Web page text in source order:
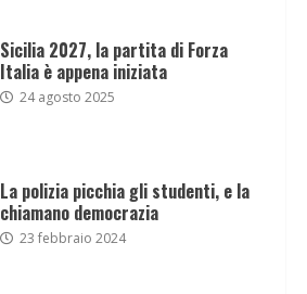
Sicilia 2027, la partita di Forza
Italia è appena iniziata
24 agosto 2025
La polizia picchia gli studenti, e la
chiamano democrazia
23 febbraio 2024